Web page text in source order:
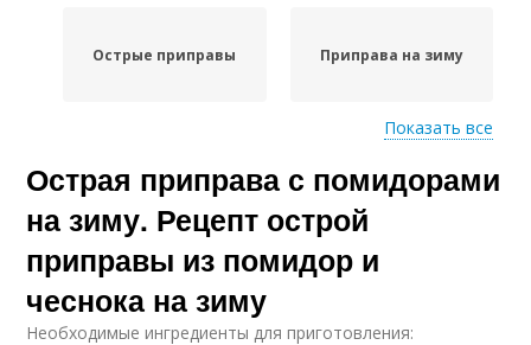
Острые приправы Приправа на зиму
Пикантные приправы
Соусы из острого
перца
Приправа к мясу
Показать все
Острая приправа с помидорами
на зиму. Рецепт острой
приправы из помидор и
чеснока на зиму
Необходимые ингредиенты для приготовления: